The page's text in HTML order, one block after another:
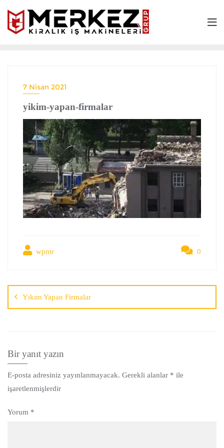
7 Nisan 2021
yikim-yapan-firmalar
wpntr 0
Yıkım Yapan Firmalar
Bir yanıt yazın
E-posta adresiniz yayınlanmayacak. Gerekli alanlar * ile
işaretlenmişlerdir
Yorum *